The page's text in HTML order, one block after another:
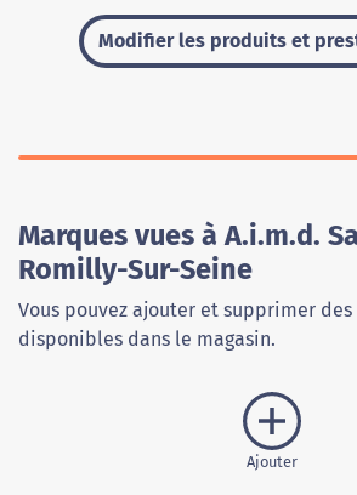
Modifier les produits et
Marques vues à A.i.m.d.
Romilly-Sur-Seine
Vous pouvez ajouter et supprimer
disponibles dans le magasin.
Ajouter